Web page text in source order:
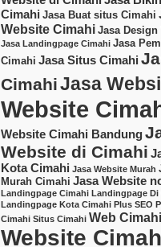
Cimahi Jasa Buat situs Cimahi
Website Cimahi Jasa
Jasa Landingpage Cimahi Jasa
Cimahi Jasa Situs Cimahi
CimahiJasa
Website
Website Cimahi Bandung
Website di Cimahi
Kota Cimahi Jasa Website Murah
Murah Cimahi Jasa Website
Landingpage Cimahi Landingpage Di
Landingpage Kota Cimahi Plus SEO
Cimahi Situs Cimahi Web Cimahi
Website